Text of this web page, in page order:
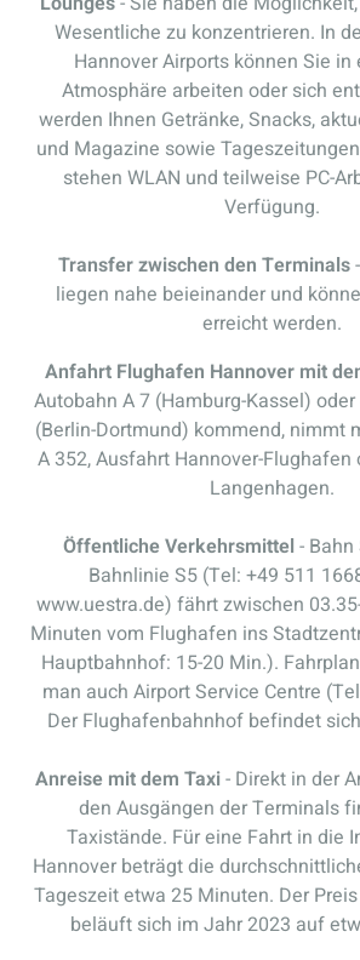
Wesentliche zu konzentrieren. In
Hannover Airports können Sie in
Atmosphäre arbeiten oder sich
werden Ihnen Getränke, Snacks,
und Magazine sowie
stehen WLAN und teilweise PC-
Verfügung.
Transfer zwischen den Terminals
liegen nahe beieinander und
erreicht werden.
Anfahrt Flughafen Hannover mit
Autobahn A 7 (Hamburg-Kassel)
(Berlin-Dortmund) kommend, nimmt
A 352, Ausfahrt Hannover-
Langenhagen.
Öffentliche Verkehrsmittel - Bahn
Bahnlinie S5 (Tel: +49 511
www.uestra.de) fährt zwischen
Minuten vom Flughafen ins
Hauptbahnhof: 15-20 Min.).
man auch Airport Service Centre
Der Flughafenbahnhof befindet
Anreise mit dem Taxi- Direkt in der
den Ausgängen der Terminals
Taxistände. Für eine Fahrt in die
Hannover beträgt die
Tageszeit etwa 25 Minuten. Der
beläuft sich im Jahr 2023 auf